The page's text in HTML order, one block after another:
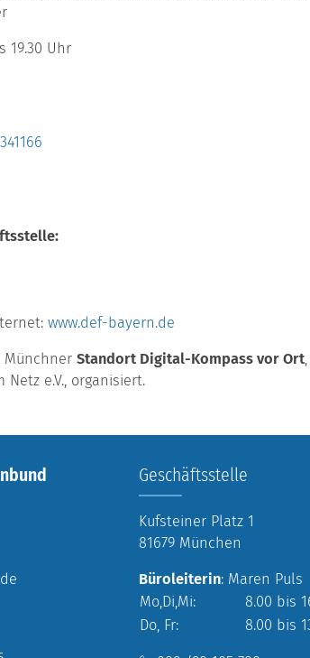
19.30 Uhr
www.def-bayern.de
MünchnerStandort Digital-Kompass vor Ort
Netz e.V., organisiert.
Geschäftsstelle
Kufsteiner Platz 1
81679 München
Büroleiterin: Maren Puls
Mo,Di,Mi:
8.00 bis
Do, Fr:
8.00 bis